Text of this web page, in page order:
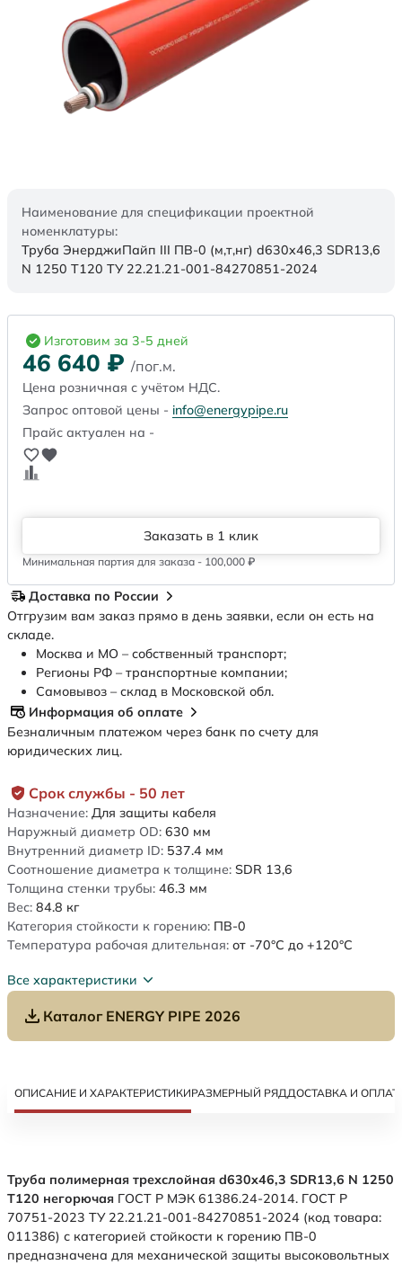
Наименование для спецификации проектной
номенклатуры:
Труба ЭнерджиПайп III ПВ-0 (м,т,нг) d630x46,3 SDR13,6
N 1250 Т120 ТУ 22.21.21-001-84270851-2024
Срок службы - 50 лет
Назначение: Для защиты кабеля
Наружный диаметр OD: 630 мм
Внутренний диаметр ID: 537.4 мм
Соотношение диаметра к толщине: SDR 13,6
Толщина стенки трубы: 46.3 мм
Вес: 84.8 кг
Категория стойкости к горению: ПВ-0
Температура рабочая длительная: от -70°C до +120°C
Все характеристики
Каталог ENERGY PIPE 2026
Изготовим за 3-5 дней
46 640 ₽ /пог.м.
Цена розничная с учётом НДС.
Запрос оптовой цены - info@energypipe.ru
Прайс актуален на -
Заказать в 1 клик
Минимальная партия для заказа - 100,000 ₽
Доставка по России
Отгрузим вам заказ прямо в день заявки, если он есть на
складе.
Москва и МО – собственный транспорт;
Регионы РФ – транспортные компании;
Самовывоз – склад в Московской обл.
Информация об оплате
Безналичным платежом через банк по счету для
юридических лиц.
ОПИСАНИЕ И ХАРАКТЕРИСТИКИРАЗМЕРНЫЙ РЯДДОСТАВКА И
Труба полимерная трехслойная d630x46,3 SDR13,6 N 1250
Т120 негорючая ГОСТ Р МЭК 61386.24-2014. ГОСТ Р
70751-2023 ТУ 22.21.21-001-84270851-2024 (код товара:
011386) с категорией стойкости к горению ПВ-0
предназначена для механической защиты высоковольтных